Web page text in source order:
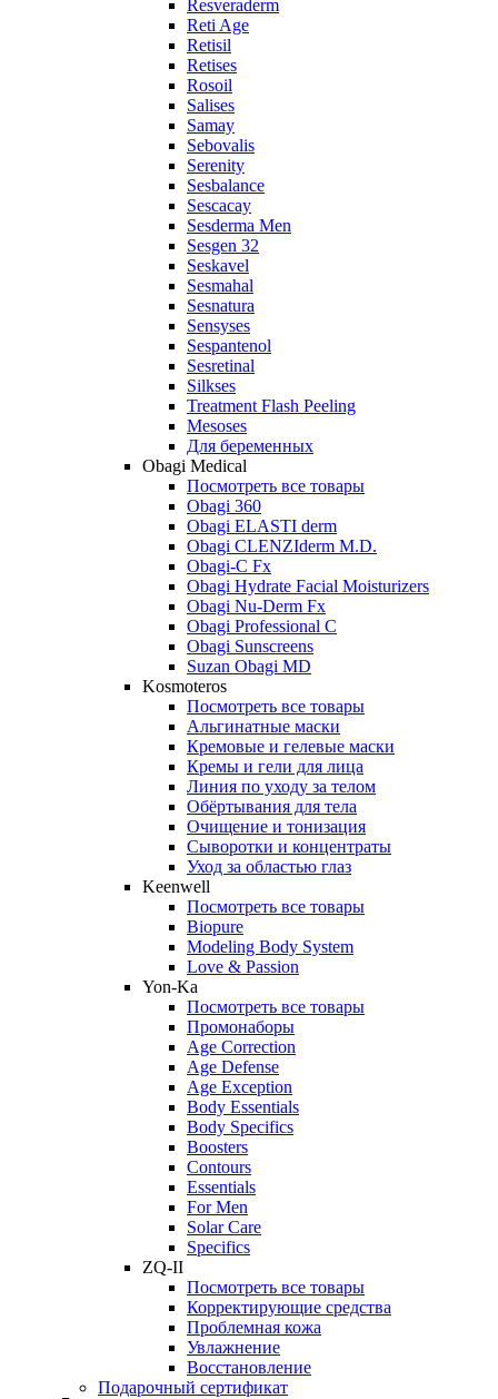
Resveraderm
Reti Age
Retisil
Retises
Rosoil
Salises
Samay
Sebovalis
Serenity
Sesbalance
Sescacay
Sesderma Men
Sesgen 32
Seskavel
Sesmahal
Sesnatura
Sensyses
Sespantenol
Sesretinal
Silkses
Treatment Flash Peeling
Mesoses
Для беременных
Obagi Medical
Посмотреть все товары
Obagi 360
Obagi ELASTI derm
Obagi CLENZIderm M.D.
Obagi-C Fx
Obagi Hydrate Facial Moisturizers
Obagi Nu-Derm Fx
Obagi Professional C
Obagi Sunscreens
Suzan Obagi MD
Kosmoteros
Посмотреть все товары
Альгинатные маски
Кремовые и гелевые маски
Кремы и гели для лица
Линия по уходу за телом
Обёртывания для тела
Очищение и тонизация
Сыворотки и концентраты
Уход за областью глаз
Keenwell
Посмотреть все товары
Biopure
Modeling Body System
Love & Passion
Yon-Ka
Посмотреть все товары
Промонаборы
Age Correction
Age Defense
Age Exception
Body Essentials
Body Specifics
Boosters
Contours
Essentials
For Men
Solar Care
Specifics
ZQ-II
Посмотреть все товары
Корректирующие средства
Проблемная кожа
Увлажнение
Восстановление
Подарочный сертификат